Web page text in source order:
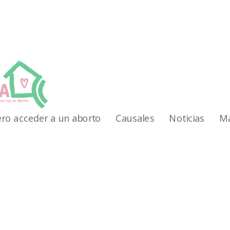
acceder a un aborto Causales Noticias